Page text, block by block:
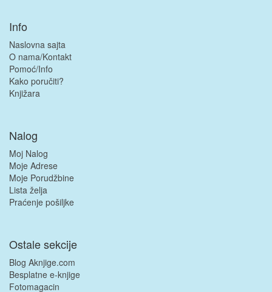
Info
Naslovna sajta
O nama/Kontakt
Pomoć/Info
Kako poručiti?
Knjižara
Nalog
Moj Nalog
Moje Adrese
Moje Porudžbine
Lista želja
Praćenje pošiljke
Ostale sekcije
Blog Aknjige.com
Besplatne e-knjige
Fotomagacin